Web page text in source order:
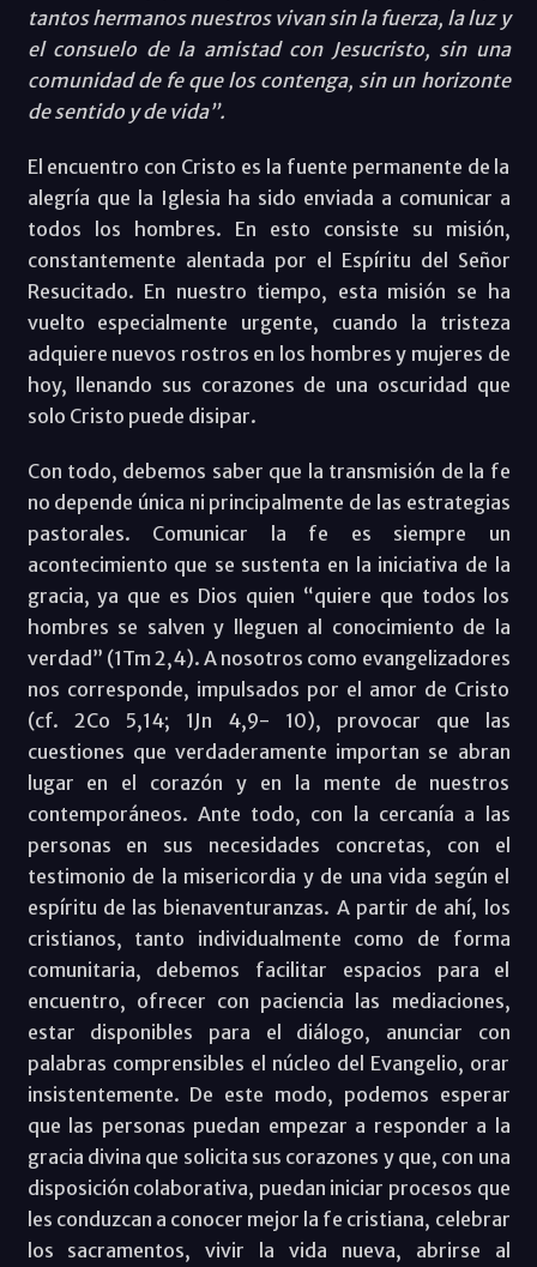
tantos hermanos nuestros vivan sin la fuerza, la luz y
el consuelo de la amistad con Jesucristo, sin una
comunidad de fe que los contenga, sin un horizonte
de sentido y de vida”.
El encuentro con Cristo es la fuente permanente de la
alegría que la Iglesia ha sido enviada a comunicar a
todos los hombres. En esto consiste su misión,
constantemente alentada por el Espíritu del Señor
Resucitado. En nuestro tiempo, esta misión se ha
vuelto especialmente urgente, cuando la tristeza
adquiere nuevos rostros en los hombres y mujeres de
hoy, llenando sus corazones de una oscuridad que
solo Cristo puede disipar.
Con todo, debemos saber que la transmisión de la fe
no depende única ni principalmente de las estrategias
pastorales. Comunicar la fe es siempre un
acontecimiento que se sustenta en la iniciativa de la
gracia, ya que es Dios quien “quiere que todos los
hombres se salven y lleguen al conocimiento de la
verdad” (1Tm 2,4). A nosotros como evangelizadores
nos corresponde, impulsados por el amor de Cristo
(cf. 2Co 5,14; 1Jn 4,9- 10), provocar que las
cuestiones que verdaderamente importan se abran
lugar en el corazón y en la mente de nuestros
contemporáneos. Ante todo, con la cercanía a las
personas en sus necesidades concretas, con el
testimonio de la misericordia y de una vida según el
espíritu de las bienaventuranzas. A partir de ahí, los
cristianos, tanto individualmente como de forma
comunitaria, debemos facilitar espacios para el
encuentro, ofrecer con paciencia las mediaciones,
estar disponibles para el diálogo, anunciar con
palabras comprensibles el núcleo del Evangelio, orar
insistentemente. De este modo, podemos esperar
que las personas puedan empezar a responder a la
gracia divina que solicita sus corazones y que, con una
disposición colaborativa, puedan iniciar procesos que
les conduzcan a conocer mejor la fe cristiana, celebrar
los sacramentos, vivir la vida nueva, abrirse al